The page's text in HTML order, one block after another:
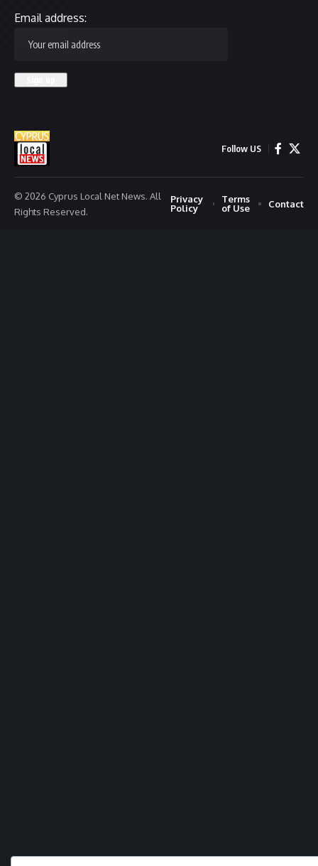
Email address:
Follow US
© 2026 Cyprus Local Net News. All
Rights Reserved.
Privacy
Policy
Terms
of Use
Contact